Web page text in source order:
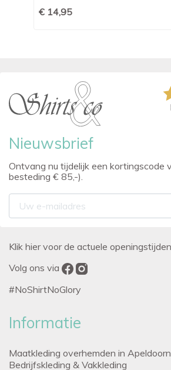
€ 14,95
Nieuwsbrief
Ontvang nu tijdelijk een kortingscode
besteding € 85,-).
Klik hier voor de actuele openingstijden
Volg ons via
#NoShirtNoGlory
Informatie
Maatkleding overhemden in Apeldoorn
Bedrijfskleding & Vakkleding